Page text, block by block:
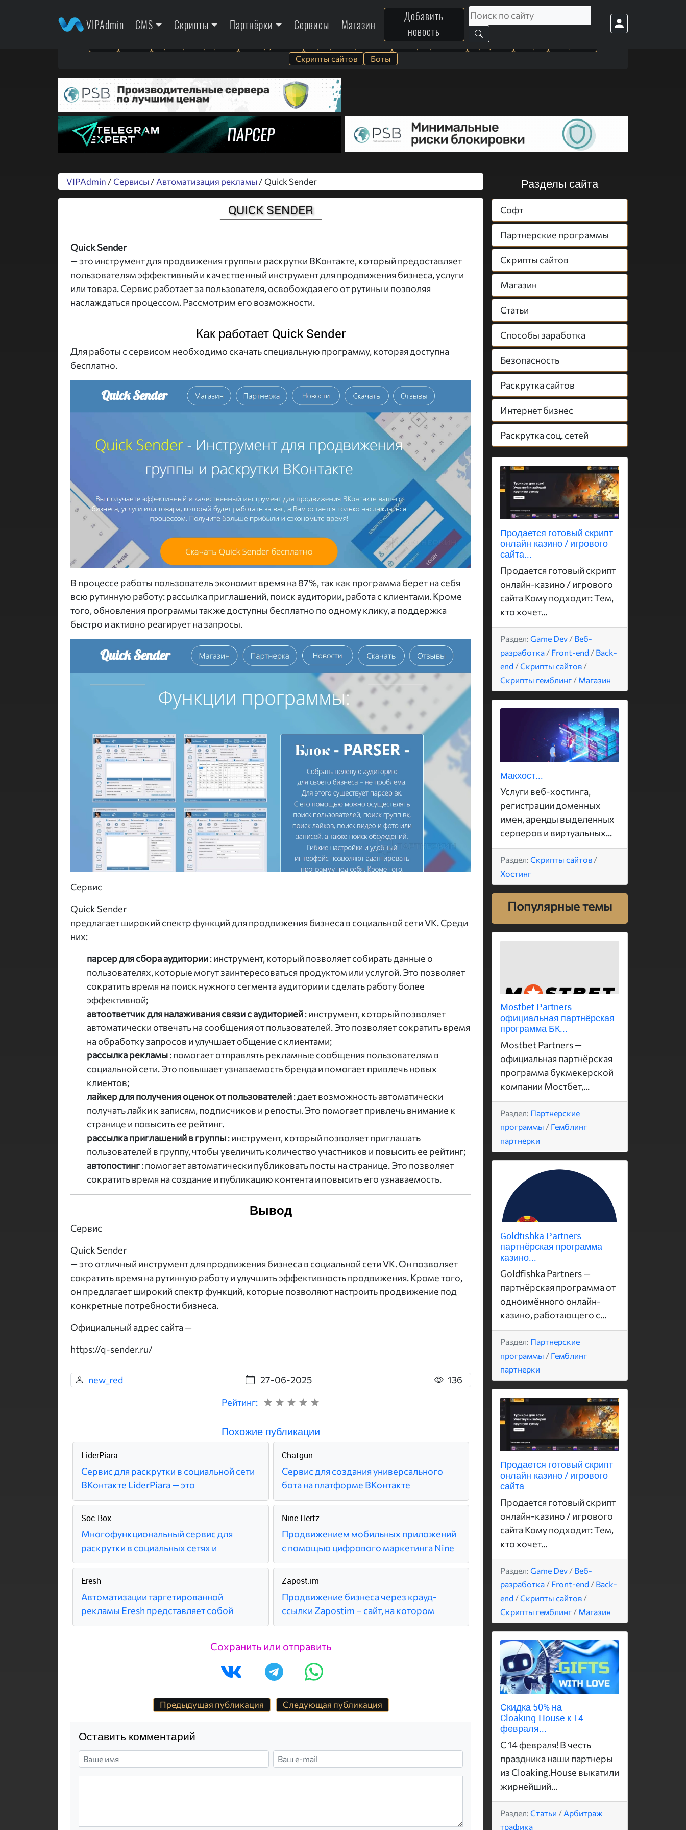
VIPAdmin CMS Скрипты Партнёрки Сервисы Магазин
Добавить
новость
Графика
Скрипты сайтов
Боты
VIPAdmin / Сервисы / Автоматизация рекламы / Quick Sender
QUICK SENDER
Quick Sender
— это инструмент для продвижения группы и раскрутки ВКонтакте, который предоставляет
пользователям эффективный и качественный инструмент для продвижения бизнеса, услуги
или товара. Сервис работает за пользователя, освобождая его от рутины и позволяя
наслаждаться процессом. Рассмотрим его возможности.
Как работает Quick Sender
Для работы с сервисом необходимо скачать специальную программу, которая доступна
бесплатно.
В процессе работы пользователь экономит время на 87%, так как программа берет на себя
всю рутинную работу: рассылка приглашений, поиск аудитории, работа с клиентами. Кроме
того, обновления программы также доступны бесплатно по одному клику, а поддержка
быстро и активно реагирует на запросы.
Сервис
Quick Sender
предлагает широкий спектр функций для продвижения бизнеса в социальной сети VK. Среди
них:
парсер для сбора аудитории: инструмент, который позволяет собирать данные о
пользователях, которые могут заинтересоваться продуктом или услугой. Это позволяет
сократить время на поиск нужного сегмента аудитории и сделать работу более
эффективной;
автоответчик для налаживания связи с аудиторией: инструмент, который позволяет
автоматически отвечать на сообщения от пользователей. Это позволяет сократить время
на обработку запросов и улучшает общение с клиентами;
рассылка рекламы: помогает отправлять рекламные сообщения пользователям в
социальной сети. Это повышает узнаваемость бренда и помогает привлечь новых
клиентов;
лайкер для получения оценок от пользователей: дает возможность автоматически
получать лайки к записям, подписчиков и репосты. Это помогает привлечь внимание к
странице и повысить ее рейтинг.
рассылка приглашений в группы: инструмент, который позволяет приглашать
пользователей в группу, чтобы увеличить количество участников и повысить ее рейтинг;
автопостинг: помогает автоматически публиковать посты на странице. Это позволяет
сократить время на создание и публикацию контента и повысить его узнаваемость.
Вывод
Сервис
Quick Sender
— это отличный инструмент для продвижения бизнеса в социальной сети VK. Он позволяет
сократить время на рутинную работу и улучшить эффективность продвижения. Кроме того,
он предлагает широкий спектр функций, которые позволяют настроить продвижение под
конкретные потребности бизнеса.
Официальный адрес сайта —
https://q-sender.ru/
new_red 27-06-2025
136
Рейтинг:
Похожие публикации
LiderPiara
Сервис для раскрутки в социальной сети
ВКонтакте LiderPiara — это
Chatgun
Сервис для создания универсального
бота на платформе ВКонтакте
Soc-Box
Многофункциональный сервис для
раскрутки в социальных сетях и
Nine Hertz
Продвижением мобильных приложений
с помощью цифрового маркетинга Nine
Eresh
Автоматизации таргетированной
рекламы Eresh представляет собой
Zapost.im
Продвижение бизнеса через крауд-
ссылки Zapostim – сайт, на котором
Сохранить или отправить
Предыдущая публикация Следующая публикация
Оставить комментарий
Разделы сайта
Софт
Партнерские программы
Скрипты сайтов
Магазин
Статьи
Способы заработка
Безопасность
Раскрутка сайтов
Интернет бизнес
Раскрутка соц. сетей
Продается готовый скрипт
онлайн-казино / игрового
сайта...
Продается готовый скрипт
онлайн-казино / игрового
сайта Кому подходит: Тем,
кто хочет...
Раздел: Game Dev / Веб-
разработка / Front-end / Back-
end /Скрипты сайтов /
Скрипты гемблинг / Магазин
Макхост...
Услуги веб-хостинга,
регистрации доменных
имен, аренды выделенных
серверов и виртуальных...
Раздел: Скрипты сайтов /
Хостинг
Популярные темы
Mostbet Partners —
официальная партнёрская
программа БК...
Mostbet Partners —
официальная партнёрская
программа букмекерской
компании Мостбет,...
Раздел: Партнерские
программы / Гемблинг
партнерки
Goldfishka Partners —
партнёрская программа
казино...
Goldfishka Partners —
партнёрская программа от
одноимённого онлайн-
казино, работающего с...
Раздел: Партнерские
программы / Гемблинг
партнерки
Продается готовый скрипт
онлайн-казино / игрового
сайта...
Продается готовый скрипт
онлайн-казино / игрового
сайта Кому подходит: Тем,
кто хочет...
Раздел: Game Dev / Веб-
разработка / Front-end / Back-
end /Скрипты сайтов /
Скрипты гемблинг / Магазин
Скидка 50% на
Cloaking.House к 14
февраля...
С 14 февраля! В честь
праздника наши партнеры
из Cloaking.House выкатили
жирнейший...
Раздел: Статьи / Арбитраж
трафика